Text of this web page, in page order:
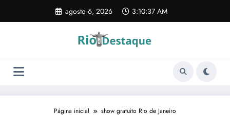
o
agosto 6, 2026 3:10:38 AM
Página inicial show gratuito Rio de Janeiro